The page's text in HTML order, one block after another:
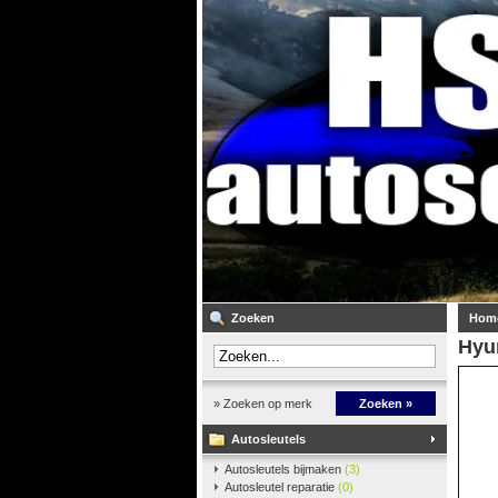
Zoeken
» Zoeken op merk Zoeken »
Autosleutels
Autosleutels bijmaken (3)
Autosleutel reparatie (0)